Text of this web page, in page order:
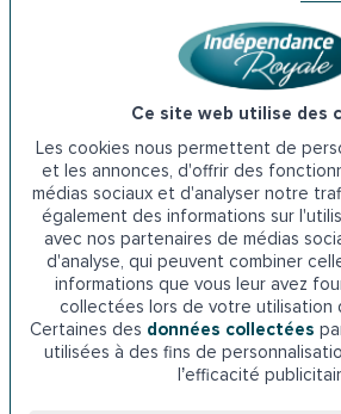
Ce site web utilise des
Les cookies nous permettent de
et les annonces, d'offrir des
médias sociaux et d'analyser notre
également des informations sur
avec nos partenaires de médias
d'analyse, qui peuvent combiner
informations que vous leur avez
collectées lors de votre utilisation
Certaines des données collectées
utilisées à des fins de
l’efficacité
L’APA à Cergy-Pontoise
L’APA est un financement octroyé
personnes en perte d’autonomie.
couvrir les différents frais liés à la
comme le remplacement de la
Elle est soumise à des conditions de
de niveau d’autonomie. Seules les
classées dans la catégorie GIR 1 à 4
l’APA.
Direction Personnes Agées